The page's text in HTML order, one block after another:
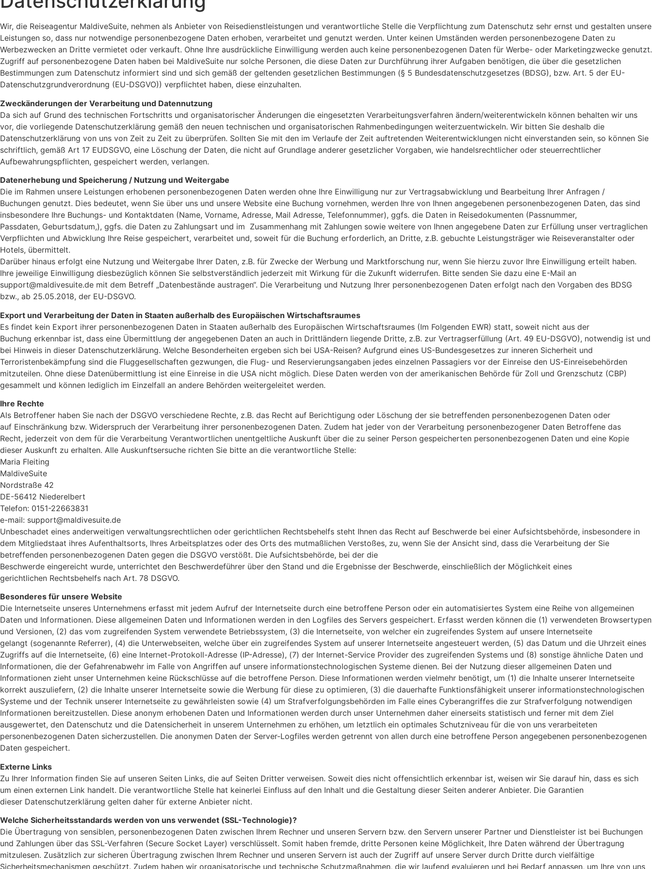
Wir, die Reiseagentur MaldiveSuite, nehmen als Anbieter von Reisedienstleistungen und verantwortliche Stelle die Verpflichtung zum Datenschutz sehr ernst und gestalten unsere
Leistungen so, dass nur notwendige personenbezogene Daten erhoben, verarbeitet und genutzt werden. Unter keinen Umständen werden personenbezogene Daten zu
Werbezwecken an Dritte vermietet oder verkauft. Ohne Ihre ausdrückliche Einwilligung werden auch keine personenbezogenen Daten für Werbe- oder Marketingzwecke genutzt.
Zugriff auf personenbezogene Daten haben bei MaldiveSuite nur solche Personen, die diese Daten zur Durchführung ihrer Aufgaben benötigen, die über die gesetzlichen
Bestimmungen zum Datenschutz informiert sind und sich gemäß der geltenden gesetzlichen Bestimmungen (§ 5 Bundesdatenschutzgesetzes (BDSG), bzw. Art. 5 der EU-
Datenschutzgrundverordnung (EU-DSGVO)) verpflichtet haben, diese einzuhalten.
Zweckänderungen der Verarbeitung und Datennutzung
Da sich auf Grund des technischen Fortschritts und organisatorischer Änderungen die eingesetzten Verarbeitungsverfahren ändern/weiterentwickeln können behalten wir uns
vor, die vorliegende Datenschutzerklärung gemäß den neuen technischen und organisatorischen Rahmenbedingungen weiterzuentwickeln. Wir bitten Sie deshalb die
Datenschutzerklärung von uns von Zeit zu Zeit zu überprüfen. Sollten Sie mit den im Verlaufe der Zeit auftretenden Weiterentwicklungen nicht einverstanden sein, so können Sie
schriftlich, gemäß Art 17 EUDSGVO, eine Löschung der Daten, die nicht auf Grundlage anderer gesetzlicher Vorgaben, wie handelsrechtlicher oder steuerrechtlicher
Aufbewahrungspflichten, gespeichert werden, verlangen.
Datenerhebung und Speicherung / Nutzung und Weitergabe
Die im Rahmen unsere Leistungen erhobenen personenbezogenen Daten werden ohne Ihre Einwilligung nur zur Vertragsabwicklung und Bearbeitung Ihrer Anfragen /
Buchungen genutzt. Dies bedeutet, wenn Sie über uns und unsere Website eine Buchung vornehmen, werden Ihre von Ihnen angegebenen personenbezogenen Daten, das sind
insbesondere Ihre Buchungs- und Kontaktdaten (Name, Vorname, Adresse, Mail Adresse, Telefonnummer), ggfs. die Daten in Reisedokumenten (Passnummer,
Passdaten, Geburtsdatum,), ggfs. die Daten zu Zahlungsart und im Zusammenhang mit Zahlungen sowie weitere von Ihnen angegebene Daten zur Erfüllung unser vertraglichen
Verpflichten und Abwicklung Ihre Reise gespeichert, verarbeitet und, soweit für die Buchung erforderlich, an Dritte, z.B. gebuchte Leistungsträger wie Reiseveranstalter oder
Hotels, übermittelt.
Darüber hinaus erfolgt eine Nutzung und Weitergabe Ihrer Daten, z.B. für Zwecke der Werbung und Marktforschung nur, wenn Sie hierzu zuvor Ihre Einwilligung erteilt haben.
Ihre jeweilige Einwilligung diesbezüglich können Sie selbstverständlich jederzeit mit Wirkung für die Zukunft widerrufen. Bitte senden Sie dazu eine E-Mail an
support@maldivesuite.de mit dem Betreff „Datenbestände austragen“. Die Verarbeitung und Nutzung Ihrer personenbezogenen Daten erfolgt nach den Vorgaben des BDSG
bzw., ab 25.05.2018, der EU-DSGVO.
Export und Verarbeitung der Daten in Staaten außerhalb des Europäischen Wirtschaftsraumes
Es findet kein Export ihrer personenbezogenen Daten in Staaten außerhalb des Europäischen Wirtschaftsraumes (Im Folgenden EWR) statt, soweit nicht aus der
Buchung erkennbar ist, dass eine Übermittlung der angegebenen Daten an auch in Drittländern liegende Dritte, z.B. zur Vertragserfüllung (Art. 49 EU-DSGVO), notwendig ist und
bei Hinweis in dieser Datenschutzerklärung. Welche Besonderheiten ergeben sich bei USA-Reisen? Aufgrund eines US-Bundesgesetzes zur inneren Sicherheit und
Terroristenbekämpfung sind die Fluggesellschaften gezwungen, die Flug- und Reservierungsangaben jedes einzelnen Passagiers vor der Einreise den US-Einreisebehörden
mitzuteilen. Ohne diese Datenübermittlung ist eine Einreise in die USA nicht möglich. Diese Daten werden von der amerikanischen Behörde für Zoll und Grenzschutz (CBP)
gesammelt und können lediglich im Einzelfall an andere Behörden weitergeleitet werden.
Ihre Rechte
Als Betroffener haben Sie nach der DSGVO verschiedene Rechte, z.B. das Recht auf Berichtigung oder Löschung der sie betreffenden personenbezogenen Daten oder
auf Einschränkung bzw. Widerspruch der Verarbeitung ihrer personenbezogenen Daten. Zudem hat jeder von der Verarbeitung personenbezogener Daten Betroffene das
Recht, jederzeit von dem für die Verarbeitung Verantwortlichen unentgeltliche Auskunft über die zu seiner Person gespeicherten personenbezogenen Daten und eine Kopie
dieser Auskunft zu erhalten. Alle Auskunftsersuche richten Sie bitte an die verantwortliche Stelle:
Maria Fleiting
MaldiveSuite
Nordstraße 42
DE-56412 Niederelbert
Telefon: 0151-22663831
e-mail: support@maldivesuite.de
Unbeschadet eines anderweitigen verwaltungsrechtlichen oder gerichtlichen Rechtsbehelfs steht Ihnen das Recht auf Beschwerde bei einer Aufsichtsbehörde, insbesondere in
dem Mitgliedstaat ihres Aufenthaltsorts, Ihres Arbeitsplatzes oder des Orts des mutmaßlichen Verstoßes, zu, wenn Sie der Ansicht sind, dass die Verarbeitung der Sie
betreffenden personenbezogenen Daten gegen die DSGVO verstößt. Die Aufsichtsbehörde, bei der die
Beschwerde eingereicht wurde, unterrichtet den Beschwerdeführer über den Stand und die Ergebnisse der Beschwerde, einschließlich der Möglichkeit eines
gerichtlichen Rechtsbehelfs nach Art. 78 DSGVO.
Besonderes für unsere Website
Die Internetseite unseres Unternehmens erfasst mit jedem Aufruf der Internetseite durch eine betroffene Person oder ein automatisiertes System eine Reihe von allgemeinen
Daten und Informationen. Diese allgemeinen Daten und Informationen werden in den Logfiles des Servers gespeichert. Erfasst werden können die (1) verwendeten Browsertypen
und Versionen, (2) das vom zugreifenden System verwendete Betriebssystem, (3) die Internetseite, von welcher ein zugreifendes System auf unsere Internetseite
gelangt (sogenannte Referrer), (4) die Unterwebseiten, welche über ein zugreifendes System auf unserer Internetseite angesteuert werden, (5) das Datum und die Uhrzeit eines
Zugriffs auf die Internetseite, (6) eine Internet-Protokoll-Adresse (IP-Adresse), (7) der Internet-Service Provider des zugreifenden Systems und (8) sonstige ähnliche Daten und
Informationen, die der Gefahrenabwehr im Falle von Angriffen auf unsere informationstechnologischen Systeme dienen. Bei der Nutzung dieser allgemeinen Daten und
Informationen zieht unser Unternehmen keine Rückschlüsse auf die betroffene Person. Diese Informationen werden vielmehr benötigt, um (1) die Inhalte unserer Internetseite
korrekt auszuliefern, (2) die Inhalte unserer Internetseite sowie die Werbung für diese zu optimieren, (3) die dauerhafte Funktionsfähigkeit unserer informationstechnologischen
Systeme und der Technik unserer Internetseite zu gewährleisten sowie (4) um Strafverfolgungsbehörden im Falle eines Cyberangriffes die zur Strafverfolgung notwendigen
Informationen bereitzustellen. Diese anonym erhobenen Daten und Informationen werden durch unser Unternehmen daher einerseits statistisch und ferner mit dem Ziel
ausgewertet, den Datenschutz und die Datensicherheit in unserem Unternehmen zu erhöhen, um letztlich ein optimales Schutzniveau für die von uns verarbeiteten
personenbezogenen Daten sicherzustellen. Die anonymen Daten der Server-Logfiles werden getrennt von allen durch eine betroffene Person angegebenen personenbezogenen
Daten gespeichert.
Externe Links
Zu Ihrer Information finden Sie auf unseren Seiten Links, die auf Seiten Dritter verweisen. Soweit dies nicht offensichtlich erkennbar ist, weisen wir Sie darauf hin, dass es sich
um einen externen Link handelt. Die verantwortliche Stelle hat keinerlei Einfluss auf den Inhalt und die Gestaltung dieser Seiten anderer Anbieter. Die Garantien
dieser Datenschutzerklärung gelten daher für externe Anbieter nicht.
Welche Sicherheitsstandards werden von uns verwendet (SSL-Technologie)?
Die Übertragung von sensiblen, personenbezogenen Daten zwischen Ihrem Rechner und unseren Servern bzw. den Servern unserer Partner und Dienstleister ist bei Buchungen
und Zahlungen über das SSL-Verfahren (Secure Socket Layer) verschlüsselt. Somit haben fremde, dritte Personen keine Möglichkeit, Ihre Daten während der Übertragung
mitzulesen. Zusätzlich zur sicheren Übertragung zwischen Ihrem Rechner und unseren Servern ist auch der Zugriff auf unsere Server durch Dritte durch vielfältige
Sicherheitsmechanismen geschützt. Zudem haben wir organisatorische und technische Schutzmaßnahmen, die wir laufend evaluieren und bei Bedarf anpassen, um Ihre von uns